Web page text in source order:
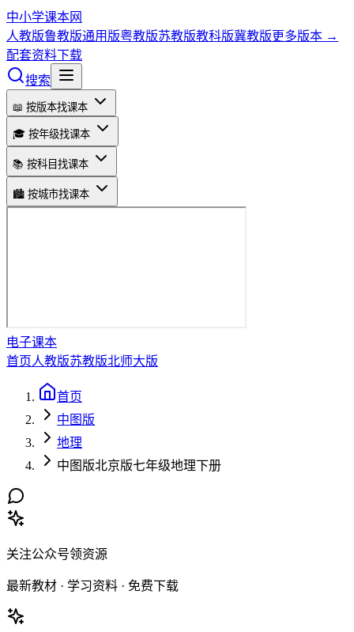
中小学课本网
人教版鲁教版通用版粤教版苏教版教科版冀教版更多版本 →
配套资料下载
搜索
📖 按版本找课本
🎓 按年级找课本
📚 按科目找课本
🏙️ 按城市找课本
电子课本
首页人教版苏教版北师大版
首页
中图版
地理
中图版北京版七年级地理下册
关注公众号领资源
最新教材 · 学习资料 · 免费下载